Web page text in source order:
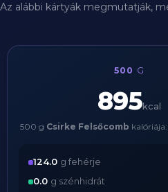
alábbi kártyák megmutatják,
500 G
895kcal
500 g Csirke Felsőcomb kalóriája:
124.0 g fehérje
0.0 g szénhidrát